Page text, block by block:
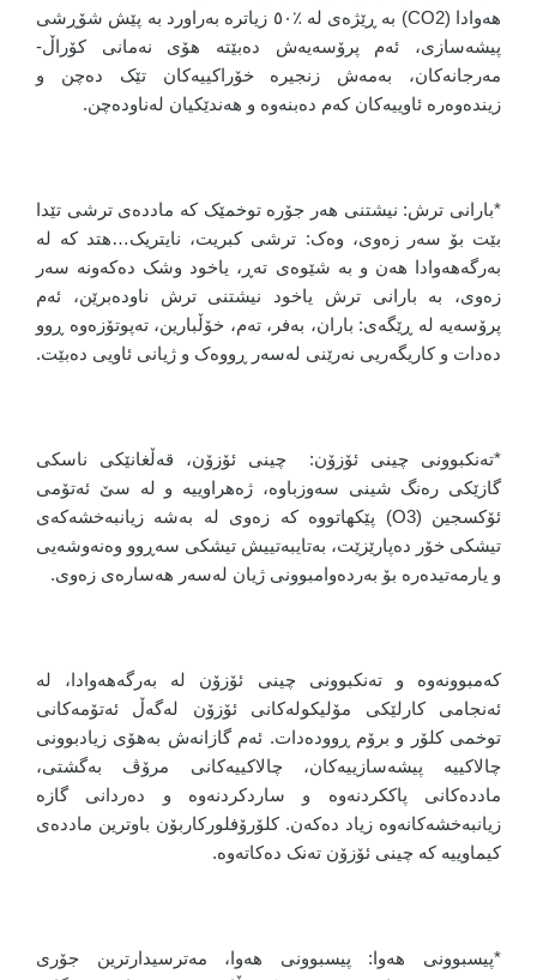
هەوادا (CO2) بە ڕێژەی لە ٪٥٠ زیاترە بەراورد بە پێش شۆڕشی
پیشەسازی، ئەم پرۆسەیەش دەبێتە هۆی نەمانی کۆراڵ-
مەرجانەکان، بەمەش زنجیرە خۆراکییەکان تێک دەچن و
زیندەوەرە ئاوییەکان کەم دەبنەوە و هەندێکیان لەناودەچن.
*بارانی ترش: نیشتنی هەر جۆرە توخمێک کە ماددەی ترشی تێدا
بێت بۆ سەر زەوی، وەک: ترشی کبریت، نایتریک…هتد کە لە
بەرگەهەوادا هەن و بە شێوەی تەڕ، یاخود وشک دەکەونە سەر
زەوی، بە بارانی ترش یاخود نیشتنی ترش ناودەبرێن، ئەم
پرۆسەیە لە ڕێگەی: باران، بەفر، تەم، خۆڵبارین، تەپوتۆزەوە ڕوو
دەدات و کاریگەریی نەرێنی لەسەر ڕووەک و ژیانی ئاویی دەبێت.
*تەنکبوونی چینی ئۆزۆن: چینی ئۆزۆن، قەڵغانێکی ناسکی
گازێکی رەنگ شینی سەوزباوە، ژەهراوییە و لە سێ ئەتۆمی
ئۆکسجین (O3) پێکهاتووە کە زەوی لە بەشە زیانبەخشەکەی
تیشکی خۆر دەپارێزێت، بەتایبەتییش تیشکی سەڕوو وەنەوشەیی
و یارمەتیدەرە بۆ بەردەوامبوونی ژیان لەسەر هەسارەی زەوی.
کەمبوونەوە و تەنکبوونی چینی ئۆزۆن لە بەرگەهەوادا، لە
ئەنجامی کارلێکی مۆلیکولەکانی ئۆزۆن لەگەڵ ئەتۆمەکانی
توخمی کلۆر و برۆم ڕوودەدات. ئەم گازانەش بەهۆی زیادبوونی
چالاکییە پیشەسازییەکان، چالاکییەکانی مرۆڤ بەگشتی،
ماددەکانی پاککردنەوە و ساردکردنەوە و دەردانی گازە
زیانبەخشەکانەوە زیاد دەکەن. کلۆرۆفلورکاربۆن باوترین ماددەی
کیماوییە کە چینی ئۆزۆن تەنک دەکاتەوە.
*پیسبوونی هەوا: پیسبوونی هەوا، مەترسیدارترین جۆری